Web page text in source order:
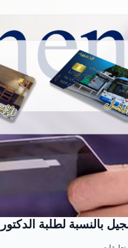
بالنسبة لطلبة